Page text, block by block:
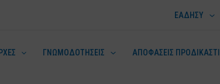
ΕΑΔΗΣΥ
ΓΝΩΜΟΔΟΤΗΣΕΙΣ ΑΠΟΦΑΣΕΙΣ